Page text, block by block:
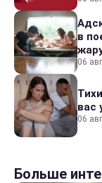
в
06
вас
06
Больше